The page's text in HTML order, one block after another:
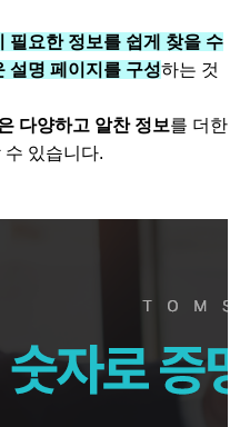
필요한 정보를 쉽게 찾을 수
설명 페이지를 구성하는 것
다양하고 알찬 정보를 더한
있습니다.